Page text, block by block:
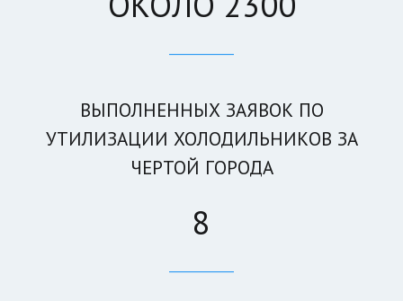
ВЫПОЛНЕННЫХ ЗАЯВОК ПО
УТИЛИЗАЦИИ ХОЛОДИЛЬНИКОВ ЗА
ЧЕРТОЙ ГОРОДА
8